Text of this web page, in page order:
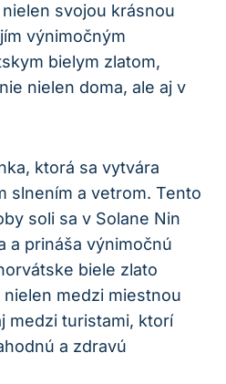
svojou krásnou
výnimočným
bielym zlatom,
nielen doma, ale aj v
ktorá sa vytvára
slnením a vetrom. Tento
soli sa v Solane Nin
a prináša výnimočnú
biele zlato
medzi miestnou
medzi turistami, ktorí
a zdravú